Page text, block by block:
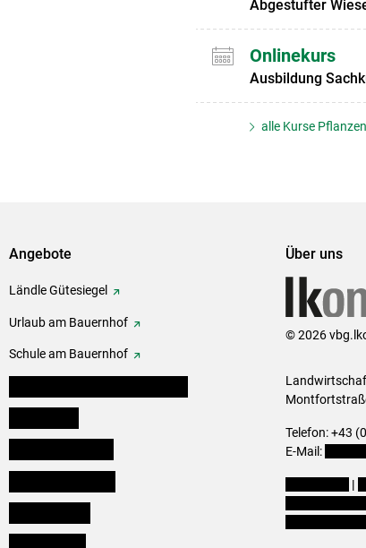
Abgestufter
Onlinekurs
Ausbildung
alle Kurse
Angebote
Ländle Gütesiegel
Urlaub am Bauernhof
Schule am Bauernhof
Über uns
© 2026
Telefon: +43
E-Mail:
|